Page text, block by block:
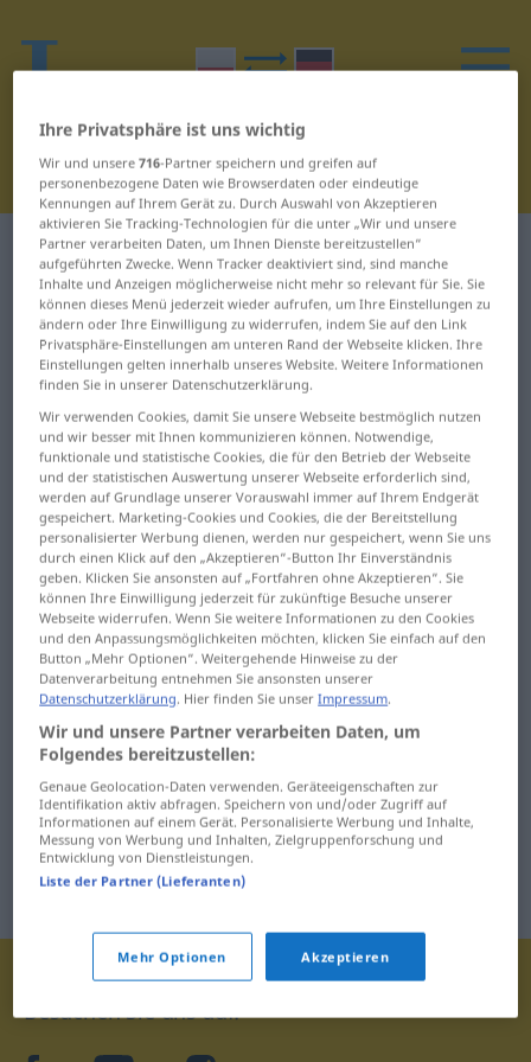
Polnisch-Deutsch Wörterbuch V
Wörter auf Polnisch, die mit V
beginnen
VAT ... verte video ... video
Besuchen Sie uns auf:
Ihre Privatsphäre ist uns wichtig
Wir und unsere716-Partner speichern und greifen auf
personenbezogene Daten wie Browserdaten oder eindeutige
Kennungen auf Ihrem Gerät zu. Durch Auswahl von Akzeptieren
aktivieren Sie Tracking-Technologien für die unter „Wir und unsere
Partner verarbeiten Daten, um Ihnen Dienste bereitzustellen“
aufgeführten Zwecke. Wenn Tracker deaktiviert sind, sind manche
Inhalte und Anzeigen möglicherweise nicht mehr so relevant für Sie. Sie
können dieses Menü jederzeit wieder aufrufen, um Ihre Einstellungen zu
ändern oder Ihre Einwilligung zu widerrufen, indem Sie auf den Link
Privatsphäre-Einstellungen am unteren Rand der Webseite klicken. Ihre
Einstellungen gelten innerhalb unseres Website. Weitere Informationen
finden Sie in unserer Datenschutzerklärung.
Wir verwenden Cookies, damit Sie unsere Webseite bestmöglich nutzen
und wir besser mit Ihnen kommunizieren können. Notwendige,
funktionale und statistische Cookies, die für den Betrieb der Webseite
und der statistischen Auswertung unserer Webseite erforderlich sind,
werden auf Grundlage unserer Vorauswahl immer auf Ihrem Endgerät
gespeichert. Marketing-Cookies und Cookies, die der Bereitstellung
personalisierter Werbung dienen, werden nur gespeichert, wenn Sie uns
durch einen Klick auf den „Akzeptieren“-Button Ihr Einverständnis
geben. Klicken Sie ansonsten auf „Fortfahren ohne Akzeptieren“. Sie
können Ihre Einwilligung jederzeit für zukünftige Besuche unserer
Webseite widerrufen. Wenn Sie weitere Informationen zu den Cookies
und den Anpassungsmöglichkeiten möchten, klicken Sie einfach auf den
Button „Mehr Optionen“. Weitergehende Hinweise zu der
Datenverarbeitung entnehmen Sie ansonsten unserer
Datenschutzerklärung. Hier finden Sie unserImpressum.
Wir und unsere Partner verarbeiten Daten, um
Folgendes bereitzustellen:
Genaue Geolocation-Daten verwenden. Geräteeigenschaften zur
Identifikation aktiv abfragen. Speichern von und/oder Zugriff auf
Informationen auf einem Gerät. Personalisierte Werbung und Inhalte,
Messung von Werbung und Inhalten, Zielgruppenforschung und
Entwicklung von Dienstleistungen.
Liste der Partner (Lieferanten)
Mehr Optionen Akzeptieren